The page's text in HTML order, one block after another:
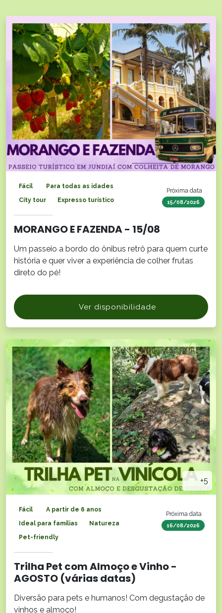
Próxima data
15/08/2026
Fácil
Para todas as idades
City tour
Expresso turístico
MORANGO E FAZENDA - 15/08
Um passeio a bordo do ônibus retrô para quem curte
história e quer viver a experiência de colher frutas
direto do pé!
Ver disponibilidade
+5
Próxima data
16/08/2026
Fácil
A partir de 6 anos
Ideal para famílias
Natureza
Pet-friendly
Trilha Pet com Almoço e Vinho -
AGOSTO (várias datas)
Diversão para pets e humanos! Com degustação de
vinhos e almoço!